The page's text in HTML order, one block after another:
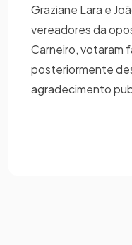
Graziane Lara e
vereadores da
Carneiro, votaram
posteriormente
agradecimento